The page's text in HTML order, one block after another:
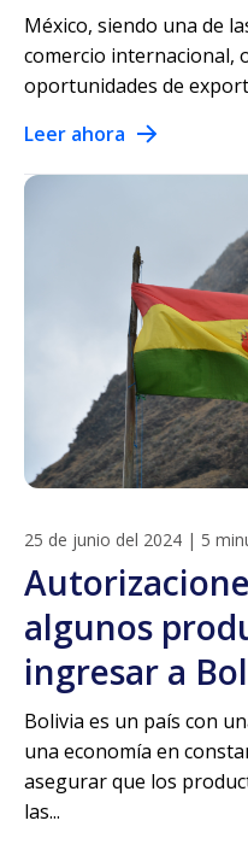
México, siendo una de
comercio internacional,
oportunidades de
Leer ahora
25 de junio del 2024 | 5
algunos
ingresar a
Bolivia es un país con
una economía en
asegurar que los
las...